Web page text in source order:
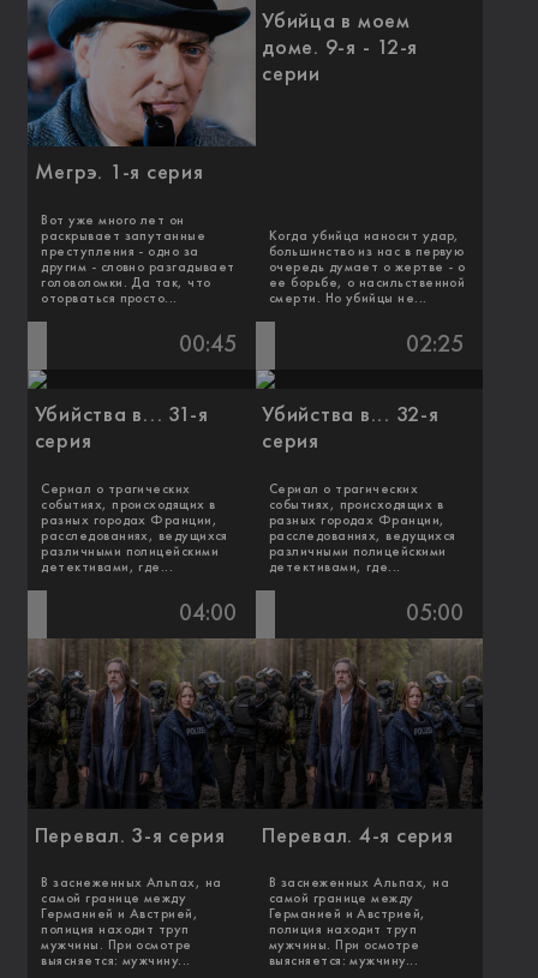
Мегрэ. 1-я серия
Вот уже много лет он
раскрывает запутанные
преступления - одно за
другим - словно разгадывает
головоломки. Да так, что
оторваться просто...
Убийца в моем
доме. 9-я - 12-я
серии
Когда убийца наносит удар,
большинство из нас в первую
очередь думает о жертве - о
ее борьбе, о насильственной
смерти. Но убийцы не...
00:45
Убийства в... 31-я
серия
Сериал о трагических
событиях, происходящих в
разных городах Франции,
расследованиях, ведущихся
различными полицейскими
детективами, где...
02:25
Убийства в... 32-я
серия
Сериал о трагических
событиях, происходящих в
разных городах Франции,
расследованиях, ведущихся
различными полицейскими
детективами, где...
04:00
Перевал. 3-я серия
В заснеженных Альпах, на
самой границе между
Германией и Австрией,
полиция находит труп
мужчины. При осмотре
выясняется: мужчину...
05:00
Перевал. 4-я серия
В заснеженных Альпах, на
самой границе между
Германией и Австрией,
полиция находит труп
мужчины. При осмотре
выясняется: мужчину...